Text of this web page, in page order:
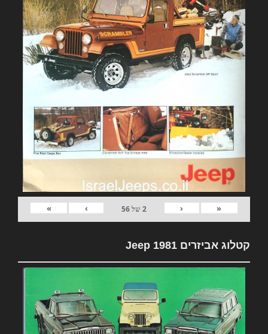
«
‹
2של56
›
»
קטלוג אביזרים 1981 Jeep